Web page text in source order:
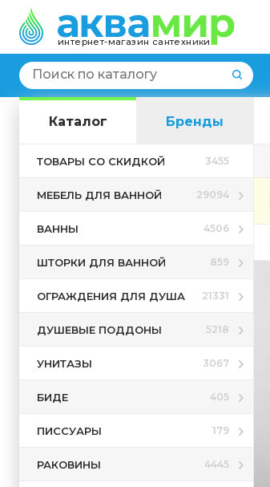
интернет-магазин сантехники
Каталог Бренды
ТОВАРЫ СО СКИДКОЙ 3455
МЕБЕЛЬ ДЛЯ ВАННОЙ 29094
ВАННЫ 4506
ШТОРКИ ДЛЯ ВАННОЙ 859
ОГРАЖДЕНИЯ ДЛЯ ДУША 21331
ДУШЕВЫЕ ПОДДОНЫ 5218
УНИТАЗЫ 3067
БИДЕ 405
ПИССУАРЫ 179
РАКОВИНЫ 4445